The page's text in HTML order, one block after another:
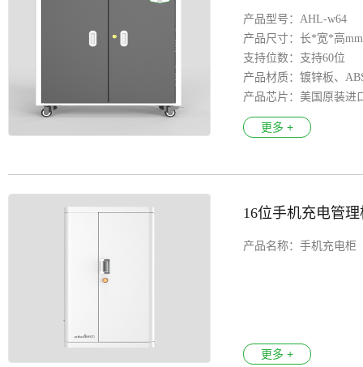
产品型号：AHL-w64
产品尺寸：长*宽*高
支持位数：支持60位
产品材质：镀锌板、
产品芯片：美国原装进
输入电压：100-250V
产品特色：漏电保护、
安全认证：3C、 CE、
更多 +
16位手机充电管理
产品名称：手机充电柜
更多 +